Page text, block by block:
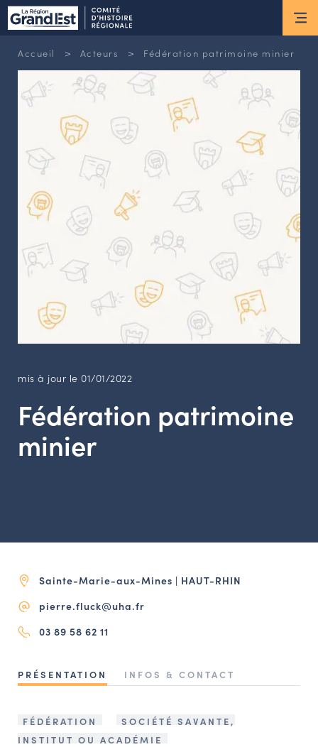
ESPACE MEMBRE
Actus
ACTUALITÉS DU MOMENT
RETOUR SUR LES DERNIÈRES
NEWSLETTERS
INSCRIPTION À LA NEWSLETTER
Nous connaître
LES MISSIONS DU CHR
L’ÉQUIPE DU CHR
LE CONSEIL DES ASSOCIATIONS
LE CONSEIL SCIENTIFIQUE
LES ACTIONS PHARES
CONTACT
Agenda
Annuaire
Espace acteurs
Comité d'Histoire Régionale
Accueil > Acteurs > Fédération patrimoine minier
mis à jour le 01/01/2022
Fédération patrimoine
minier
Sainte-Marie-aux-Mines | HAUT-RHIN
pierre.fluck@uha.fr
03 89 58 62 11
PRÉSENTATION INFOS & CONTACT
FÉDÉRATION
SOCIÉTÉ SAVANTE,
INSTITUT OU ACADÉMIE